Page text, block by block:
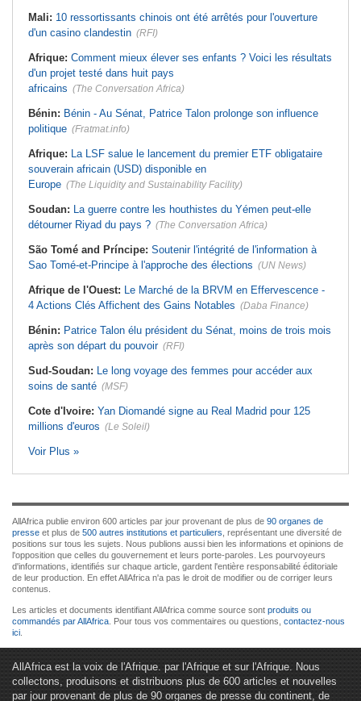
Mali: 10 ressortissants chinois ont été arrêtés pour l'ouverture
d'un casino clandestin (RFI)
Afrique: Comment mieux élever ses enfants ? Voici les résultats
d'un projet testé dans huit pays
africains (The Conversation Africa)
Bénin: Bénin - Au Sénat, Patrice Talon prolonge son influence
politique (Fratmat.info)
Afrique: La LSF salue le lancement du premier ETF obligataire
souverain africain (USD) disponible en
Europe (The Liquidity and Sustainability Facility)
Soudan: La guerre contre les houthistes du Yémen peut-elle
détourner Riyad du pays ? (The Conversation Africa)
São Tomé and Príncipe: Soutenir l'intégrité de l'information à
Sao Tomé-et-Principe à l'approche des élections (UN News)
Afrique de l'Ouest: Le Marché de la BRVM en Effervescence -
4 Actions Clés Affichent des Gains Notables (Daba Finance)
Bénin: Patrice Talon élu président du Sénat, moins de trois mois
après son départ du pouvoir (RFI)
Sud-Soudan: Le long voyage des femmes pour accéder aux
soins de santé (MSF)
Cote d'Ivoire: Yan Diomandé signe au Real Madrid pour 125
millions d'euros (Le Soleil)
Voir Plus »
AllAfrica publie environ 600 articles par jour provenant de plus de 90 organes de
presse et plus de 500 autres institutions et particuliers , représentant une diversité de
positions sur tous les sujets. Nous publions aussi bien les informations et opinions de
l'opposition que celles du gouvernement et leurs porte-paroles. Les pourvoyeurs
d'informations, identifiés sur chaque article, gardent l'entière responsabilité éditoriale
de leur production. En effet AllAfrica n'a pas le droit de modifier ou de corriger leurs
contenus.
Les articles et documents identifiant AllAfrica comme source sont produits ou
commandés par AllAfrica . Pour tous vos commentaires ou questions, contactez-nous
ici
AllAfrica est la voix de l'Afrique. par l'Afrique et sur l'Afrique. Nous
collectons, produisons et distribuons plus de 600 articles et nouvelles
par jour provenant de plus de 90 organes de presse du continent, de